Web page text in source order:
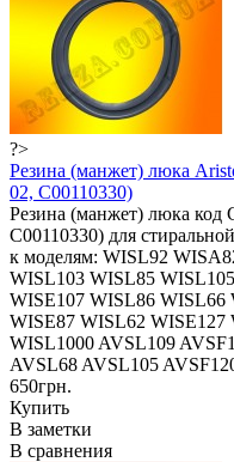
?>
Резина (манжет) люка
02, C00110330)
Резина (манжет) люка код
C00110330) для
к моделям: WISL92
WISL103 WISL85
WISE107 WISL86 WISL66
WISE87 WISL62
WISL1000 AVSL109
AVSL68 AVSL105
650грн.
Купить
В заметки
В сравнения